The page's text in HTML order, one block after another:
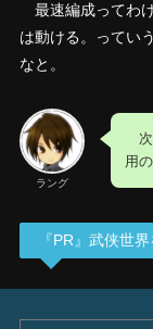
最速編成ってわ
は動ける。ってい
なと。
ラング
次
用
『PR』武侠世